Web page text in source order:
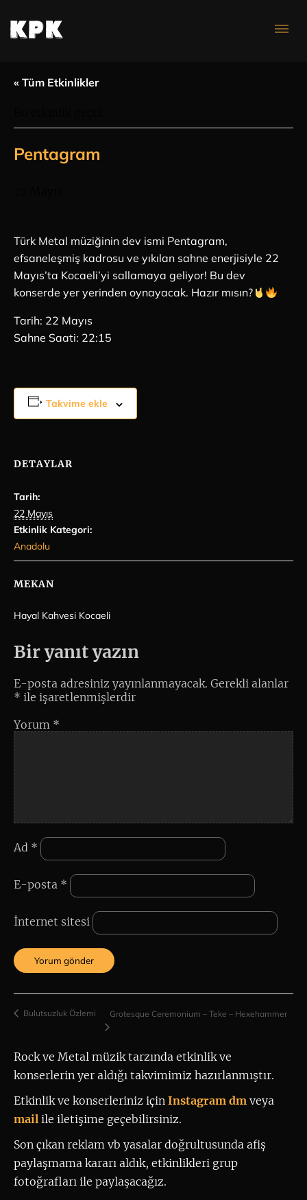
« Tüm Etkinlikler
Pentagram
Türk Metal müziğinin dev ismi Pentagram,
efsaneleşmiş kadrosu ve yıkılan sahne enerjisiyle 22
Mayıs’ta Kocaeli’yi sallamaya geliyor! Bu dev
konserde yer yerinden oynayacak. Hazır mısın?
Tarih: 22 Mayıs
Sahne Saati: 22:15
Takvime ekle
DETAYLAR
Tarih:
22 Mayıs
Etkinlik Kategori:
Anadolu
MEKAN
Hayal Kahvesi Kocaeli
Bir yanıt yazın
E-posta adresiniz yayınlanmayacak. Gerekli alanlar
* ile işaretlenmişlerdir
Yorum *
Ad *
E-posta *
İnternet sitesi
Bulutsuzluk Özlemi Grotesque Ceremonium – Teke – Hexehammer
Rock ve Metal müzik tarzında etkinlik ve
konserlerin yer aldığı takvimimiz hazırlanmıştır.
Etkinlik ve konserleriniz için Instagram dm
mail ile iletişime geçebilirsiniz.
Son çıkan reklam vb yasalar doğrultusunda afiş
paylaşmama kararı aldık, etkinlikleri grup
fotoğrafları ile paylaşacağız.